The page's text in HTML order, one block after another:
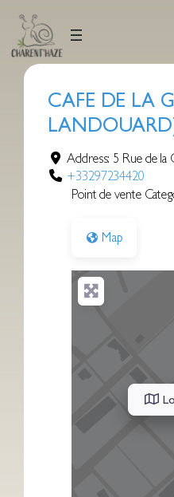
contenu
CAFE DE LA
Address: 5 Rue de la
+33297234420
Point de vente
Map